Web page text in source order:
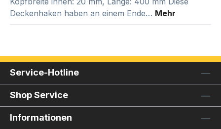
Deckenhaken haben an einem Ende… Mehr
Service-Hotline
Shop Service
Informationen